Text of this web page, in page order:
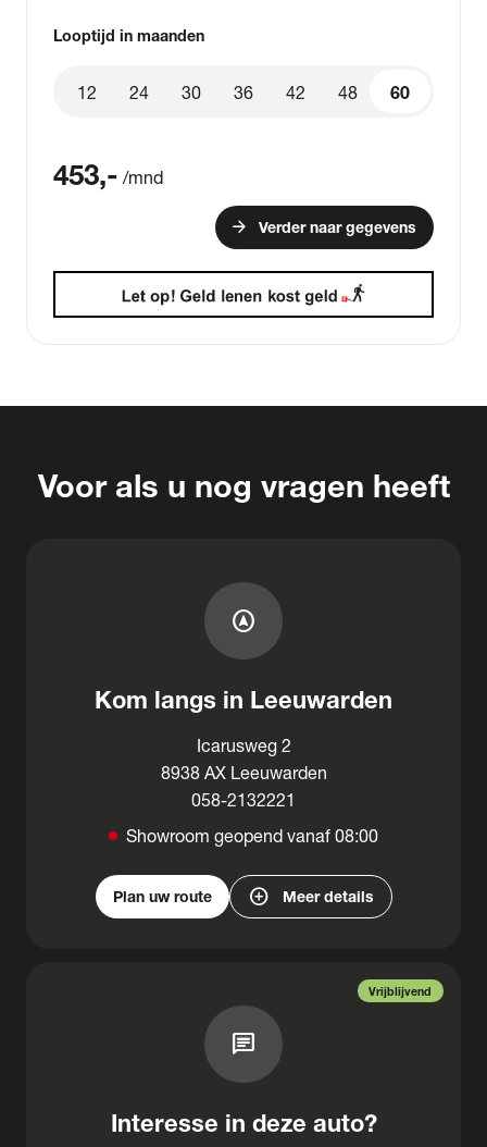
Looptijd in maanden
60
12 24 30 36 42 48 60
453,- /mnd
arrow_forward Verder naar gegevens
Voor als u nog vragen heeft
assistant_navigation
Kom langs in Leeuwarden
Icarusweg 2
8938 AX Leeuwarden
058-2132221
Showroom geopend vanaf 08:00
Plan uw route add_circle Meer details
Vrijblijvend
chat
Interesse in deze auto?